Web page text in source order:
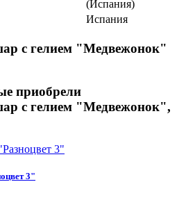
(Испания)
Испания
с гелием "Медвежонок"
приобрели
с гелием "Медвежонок",
3"